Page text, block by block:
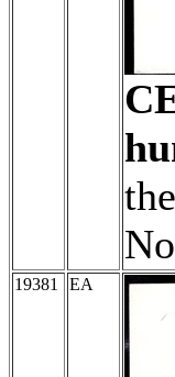
19381 EA